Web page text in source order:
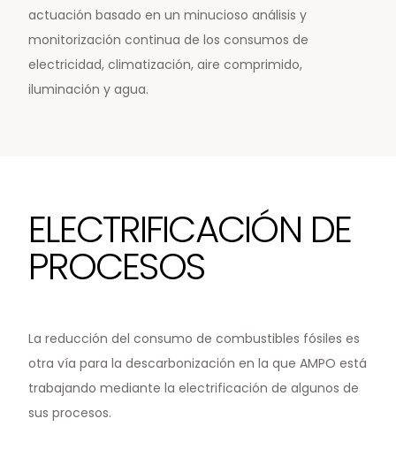
Noticias y medios
actuación basado en un minucioso análisis y
monitorización continua de los consumos de
electricidad, climatización, aire comprimido,
iluminación y agua.
ELECTRIFICACIÓN DE
PROCESOS
La reducción del consumo de combustibles fósiles es
otra vía para la descarbonización en la que AMPO está
trabajando mediante la electrificación de algunos de
sus procesos.